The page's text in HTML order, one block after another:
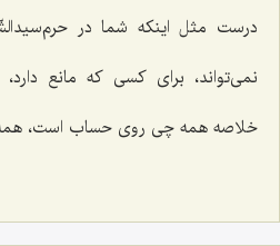
درست مثل اینكه شما در
نمی‌تواند، برای كسی كه مانع
خلاصه همه چی روی حساب است،